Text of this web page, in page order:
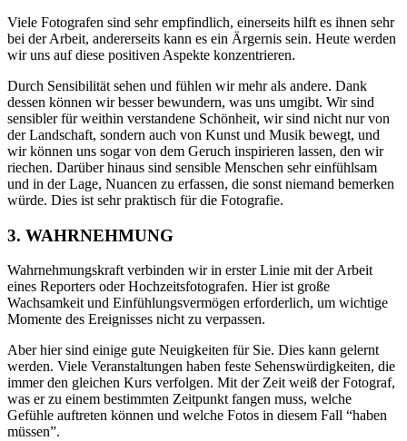
Viele Fotografen sind sehr empfindlich, einerseits hilft es ihnen sehr
bei der Arbeit, andererseits kann es ein Ärgernis sein. Heute werden
wir uns auf diese positiven Aspekte konzentrieren.
Durch Sensibilität sehen und fühlen wir mehr als andere. Dank
dessen können wir besser bewundern, was uns umgibt. Wir sind
sensibler für weithin verstandene Schönheit, wir sind nicht nur von
der Landschaft, sondern auch von Kunst und Musik bewegt, und
wir können uns sogar von dem Geruch inspirieren lassen, den wir
riechen. Darüber hinaus sind sensible Menschen sehr einfühlsam
und in der Lage, Nuancen zu erfassen, die sonst niemand bemerken
würde. Dies ist sehr praktisch für die Fotografie.
3. WAHRNEHMUNG
Wahrnehmungskraft verbinden wir in erster Linie mit der Arbeit
eines Reporters oder Hochzeitsfotografen. Hier ist große
Wachsamkeit und Einfühlungsvermögen erforderlich, um wichtige
Momente des Ereignisses nicht zu verpassen.
Aber hier sind einige gute Neuigkeiten für Sie. Dies kann gelernt
werden. Viele Veranstaltungen haben feste Sehenswürdigkeiten, die
immer den gleichen Kurs verfolgen. Mit der Zeit weiß der Fotograf,
was er zu einem bestimmten Zeitpunkt fangen muss, welche
Gefühle auftreten können und welche Fotos in diesem Fall “haben
müssen”.